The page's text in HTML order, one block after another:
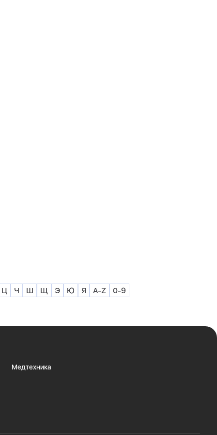
Ц Ч Ш Щ Э Ю Я A-Z 0-9
Медтехника